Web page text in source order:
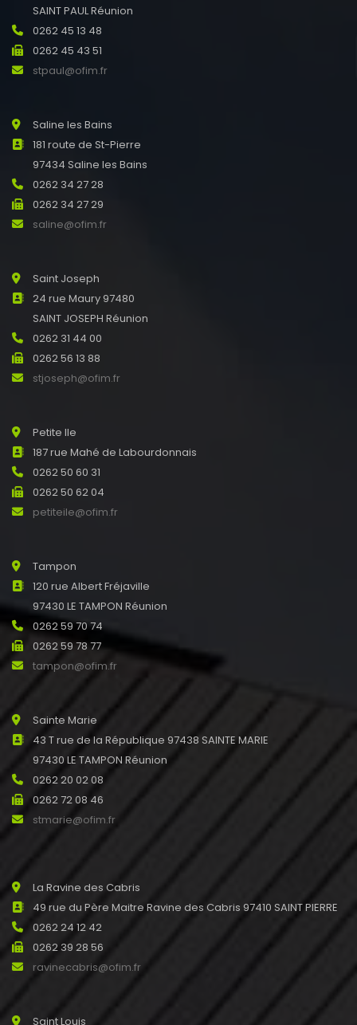
SAINT PAUL Réunion
0262 45 13 48
0262 45 43 51
stpaul@ofim.fr
Saline les Bains
181 route de St-Pierre
97434 Saline les Bains
0262 34 27 28
0262 34 27 29
saline@ofim.fr
Saint Joseph
24 rue Maury 97480
SAINT JOSEPH Réunion
0262 31 44 00
0262 56 13 88
stjoseph@ofim.fr
Petite Ile
187 rue Mahé de Labourdonnais
0262 50 60 31
0262 50 62 04
petiteile@ofim.fr
Tampon
120 rue Albert Fréjaville
97430 LE TAMPON Réunion
0262 59 70 74
0262 59 78 77
tampon@ofim.fr
Sainte Marie
43 T rue de la République 97438 SAINTE MARIE
97430 LE TAMPON Réunion
0262 20 02 08
0262 72 08 46
stmarie@ofim.fr
La Ravine des Cabris
49 rue du Père Maitre Ravine des Cabris 97410 SAINT PIERRE
0262 24 12 42
0262 39 28 56
ravinecabris@ofim.fr
Saint Louis